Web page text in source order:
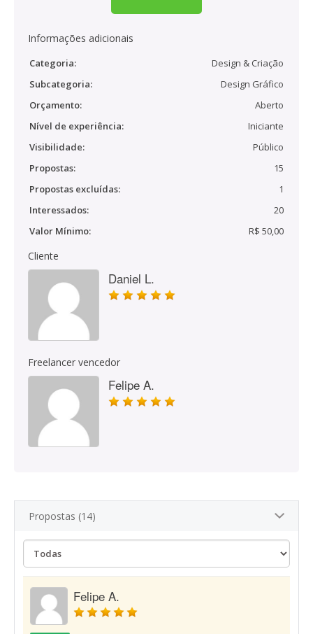
Informações adicionais
Categoria:
Design & Criação
Subcategoria:
Design Gráfico
Orçamento:
Aberto
Nível de experiência:
Iniciante
Visibilidade:
Público
Propostas:
15
Propostas excluídas:
1
Interessados:
20
Valor Mínimo:
R$ 50,00
Cliente
Daniel L.
Freelancer vencedor
Felipe A.
Propostas (14)
Felipe A.